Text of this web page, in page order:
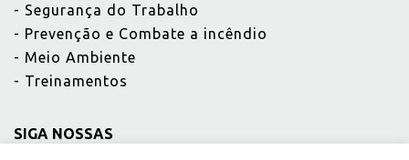
- Segurança do Trabalho
- Prevenção e Combate a incêndio
- Meio Ambiente
- Treinamentos
SIGA NOSSAS